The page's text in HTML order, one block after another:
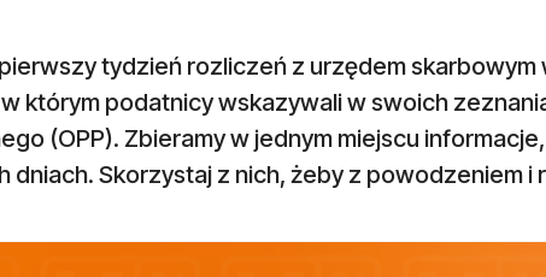
tydzień rozliczeń z urzędem
którym podatnicy wskazywali w swoich
(OPP). Zbieramy w jednym miejscu
dniach. Skorzystaj z nich, żeby z powodzeniem i